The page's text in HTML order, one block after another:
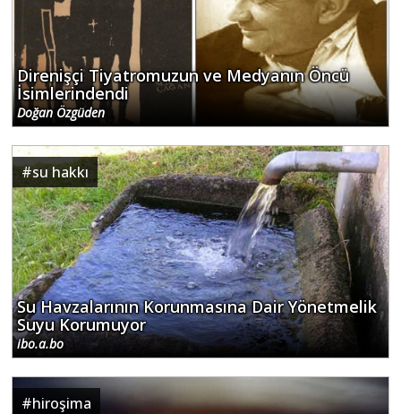
Direnişçi Tiyatromuzun ve Medyanın Öncü
İsimlerindendi
Doğan Özgüden
#su hakkı
Su Havzalarının Korunmasına Dair Yönetmelik
Suyu Korumuyor
ibo.a.bo
#hiroşima